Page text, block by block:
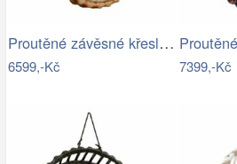
Proutěné závěsné křeslo Lena, přírodní…
6599,-Kč 7399,-Kč